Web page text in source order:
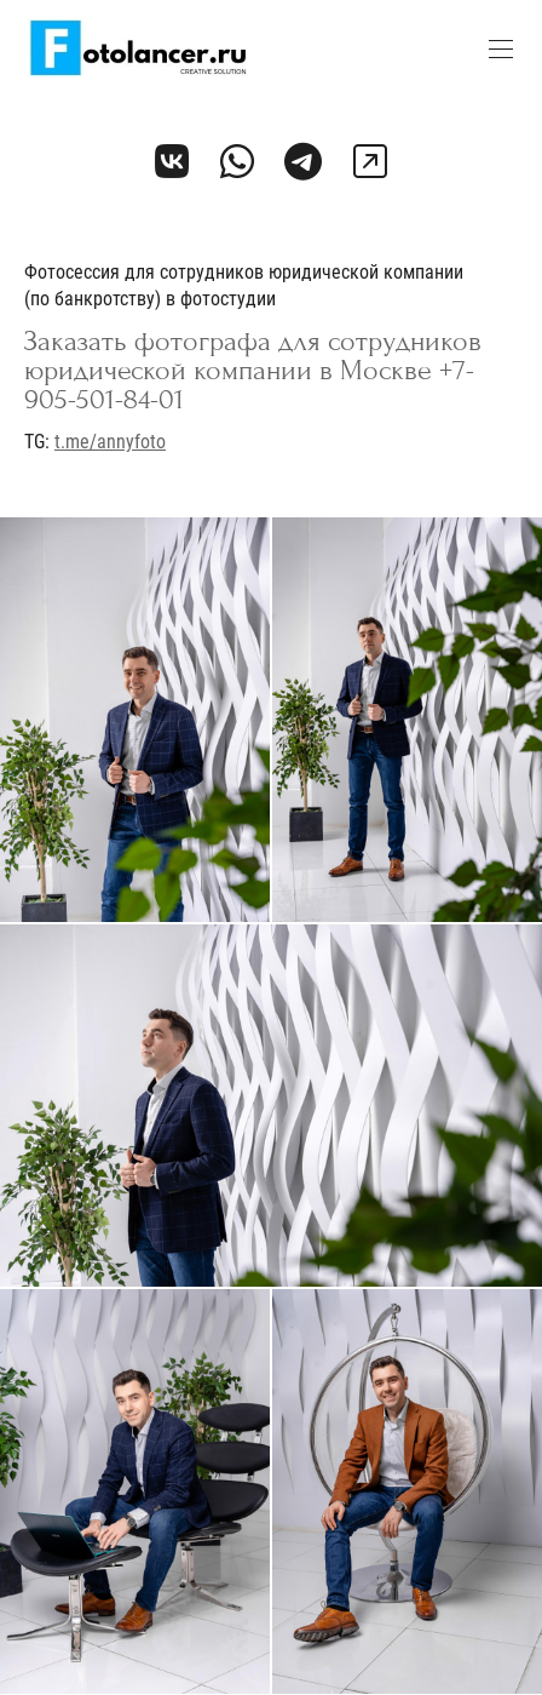
Фотосессия для сотрудников юридической компании
(по банкротству) в фотостудии
Заказать фотографа для сотрудников
юридической компании в Москве +7-
905-501-84-01
TG: t.me/annyfoto